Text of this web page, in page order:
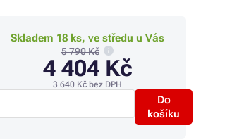
Skladem 18 ks, ve středu u Vás
5 790 Kč
4 404 Kč
3 640 Kč bez DPH
Do
košíku